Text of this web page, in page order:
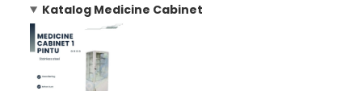
Katalog Medicine Cabinet